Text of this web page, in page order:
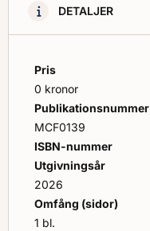
DETALJER
Pris
0 kronor
Publikationsnummer
MCF0139
ISBN-nummer
Utgivningsår
2026
Omfång (sidor)
1 bl.